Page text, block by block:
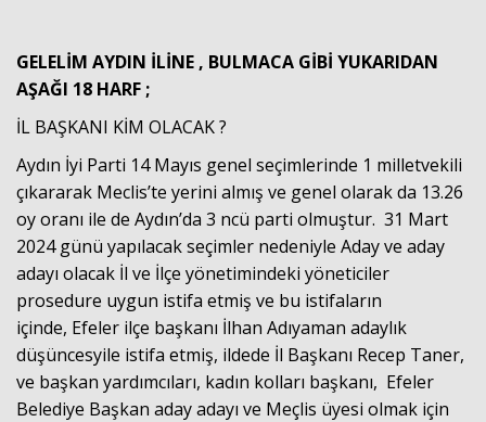
GELELİM AYDIN İLİNE , BULMACA GİBİ YUKARIDAN
AŞAĞI 18 HARF ;
İL BAŞKANI KİM OLACAK ?
Aydın İyi Parti 14 Mayıs genel seçimlerinde 1 milletvekili
çıkararak Meclis’te yerini almış ve genel olarak da 13.26
oy oranı ile de Aydın’da 3 ncü parti olmuştur. 31 Mart
2024 günü yapılacak seçimler nedeniyle Aday ve aday
adayı olacak İl ve İlçe yönetimindeki yöneticiler
prosedure uygun istifa etmiş ve bu istifaların
içinde, Efeler ilçe başkanı İlhan Adıyaman adaylık
düşüncesyile istifa etmiş, ildede İl Başkanı Recep Taner,
ve başkan yardımcıları, kadın kolları başkanı, Efeler
Belediye Başkan aday adayı ve Meçlis üyesi olmak için